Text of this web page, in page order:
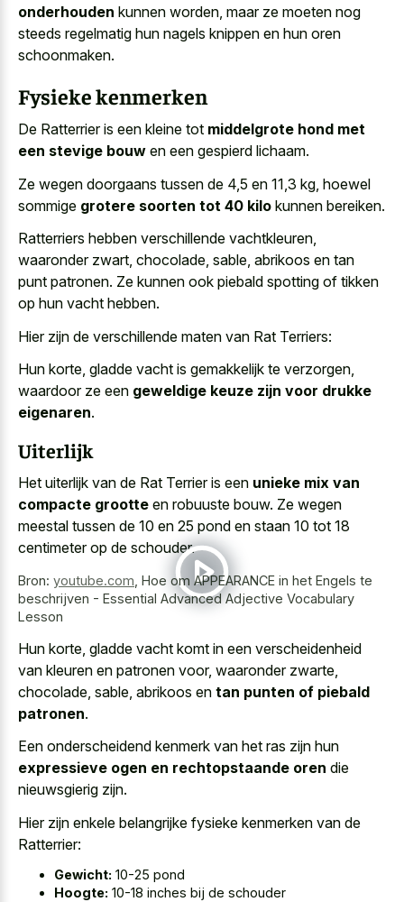
onderhouden kunnen worden, maar ze moeten nog
steeds regelmatig hun nagels knippen en hun oren
schoonmaken.
Fysieke kenmerken
De Ratterrier is een kleine tot middelgrote hond met
een stevige bouw en een gespierd lichaam.
Ze wegen doorgaans tussen de 4,5 en 11,3 kg, hoewel
sommige grotere soorten tot 40 kilo kunnen bereiken.
Ratterriers hebben verschillende vachtkleuren,
waaronder zwart, chocolade, sable, abrikoos en tan
punt patronen. Ze kunnen ook piebald spotting of tikken
op hun vacht hebben.
Hier zijn de verschillende maten van Rat Terriers:
Hun korte, gladde vacht is gemakkelijk te verzorgen,
waardoor ze een geweldige keuze zijn voor drukke
eigenaren.
Uiterlijk
Het uiterlijk van de Rat Terrier is een unieke mix van
compacte grootte en robuuste bouw. Ze wegen
meestal tussen de 10 en 25 pond en staan 10 tot 18
centimeter op de schouder.
Bron: youtube.com Hoe om APPEARANCE in het Engels te
beschrijven - Essential Advanced Adjective Vocabulary
Lesson
Hun korte, gladde vacht komt in een verscheidenheid
van kleuren en patronen voor, waaronder zwarte,
chocolade, sable, abrikoos en tan punten of piebald
patronen.
Een onderscheidend kenmerk van het ras zijn hun
expressieve ogen en rechtopstaande oren die
nieuwsgierig zijn.
Hier zijn enkele belangrijke fysieke kenmerken van de
Ratterrier:
Gewicht: 10-25 pond
Hoogte: 10-18 inches bij de schouder